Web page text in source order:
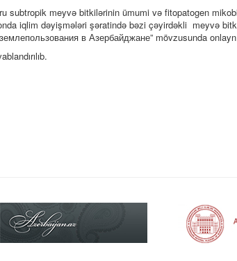
subtropik meyvə bitkilərinin ümumi və fitopatogen
iqlim dəyişmələri şəratində bəzi çəyirdəkli meyvə
в Азербайджане” mövzusunda onlayn